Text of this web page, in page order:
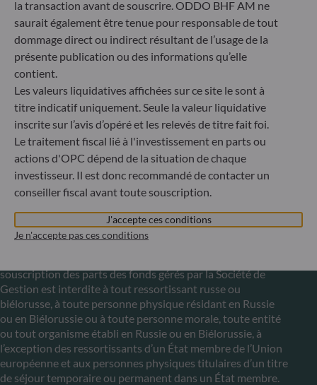
6, rue Gabriel Lippmann
L-5365 Munsbach
Luxembourg
+352 45 76 76 245
Enregistré au registre du commerce et des sociétés de
Luxembourg sous le numéro B 29891 Agréé et supervisé
par la commission de Surveillance du Secteur Financier
(CSSF)
Communiqué sur les sanctions européennes contre la
S’inscrivant dans le cadre des sanctions prises par l’Union
européenne dans le cadre de la crise ukrainienne, nous vous
informons que, compte tenu des dispositions des
souscription des parts des fonds gérés par la Société de
Gestion est interdite à tout ressortissant russe ou
biélorusse, à toute personne physique résidant en Russie
ou en Biélorussie ou à toute personne morale, toute entité
ou tout organisme établi en Russie ou en Biélorussie, à
l’exception des ressortissants d’un État membre de l’Union
européenne et aux personnes physiques titulaires d’un titre
de séjour temporaire ou permanent dans un État membre.
la transaction avant de souscrire. ODDO BHF AM ne
saurait également être tenue pour responsable de tout
dommage direct ou indirect résultant de l’usage de la
présente publication ou des informations qu’elle
contient.
Les valeurs liquidatives affichées sur ce site le sont à
titre indicatif uniquement. Seule la valeur liquidative
inscrite sur l’avis d’opéré et les relevés de titre fait foi.
Le traitement fiscal lié à l'investissement en parts ou
actions d'OPC dépend de la situation de chaque
investisseur. Il est donc recommandé de contacter un
conseiller fiscal avant toute souscription.
J'accepte ces conditions
Je n'accepte pas ces conditions